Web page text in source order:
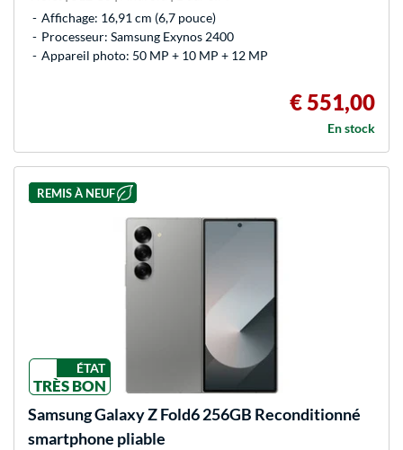
Affichage: 16,91 cm (6,7 pouce)
Processeur: Samsung Exynos 2400
Appareil photo: 50 MP + 10 MP + 12 MP
€ 551,00
En stock
REMIS À NEUF
ÉTAT
TRÈS BON
SamsungGalaxy Z Fold6 256GB Reconditionné
smartphone pliable